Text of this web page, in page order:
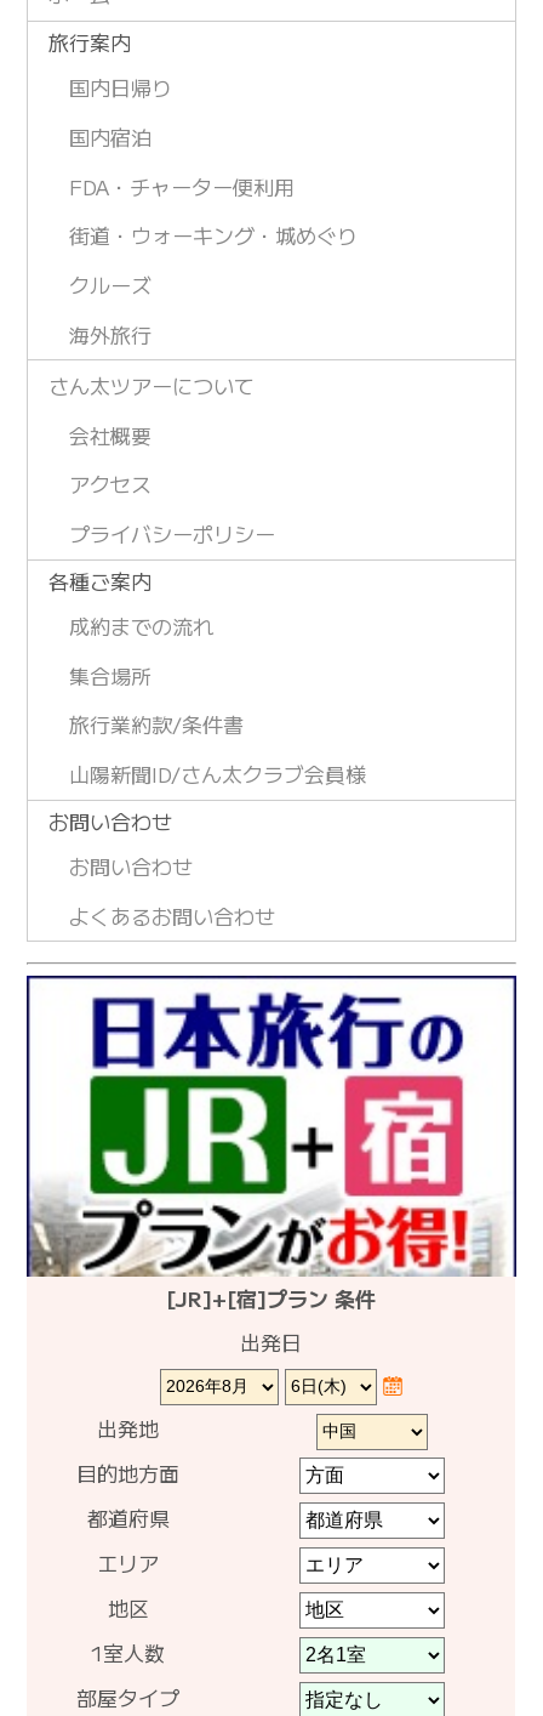
旅行案内
国内日帰り
国内宿泊
FDA・チャーター便利用
街道・ウォーキング・城めぐり
クルーズ
海外旅行
さん太ツアーについて
会社概要
アクセス
プライバシーポリシー
各種ご案内
成約までの流れ
集合場所
旅行業約款/条件書
山陽新聞ID/さん太クラブ会員様
お問い合わせ
お問い合わせ
よくあるお問い合わせ
[JR]+[宿]プラン 条件
出発日
出発地
目的地方面
都道府県
エリア
地区
1室人数
部屋タイプ